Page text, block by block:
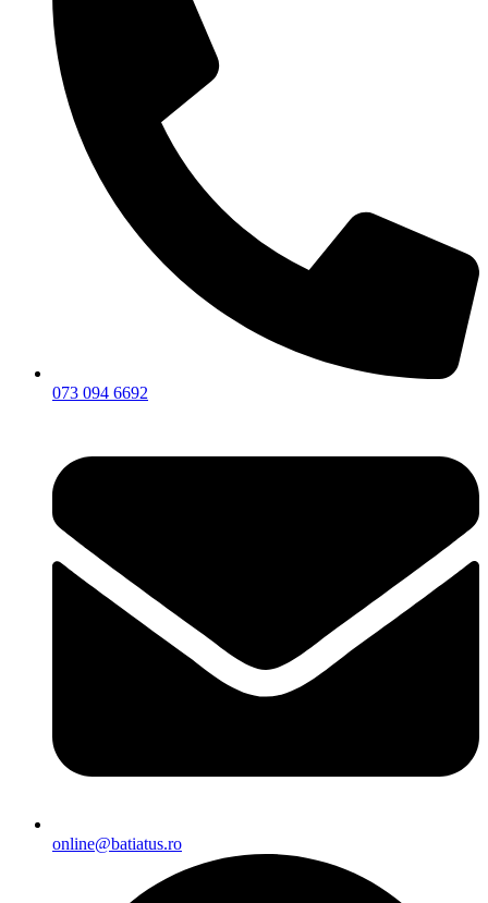
073 094 6692
online@batiatus.ro